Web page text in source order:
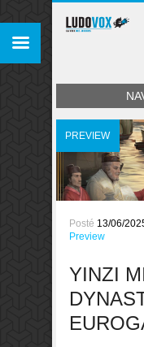
PREVIEW
Posté 13/06/
Preview
YINZI